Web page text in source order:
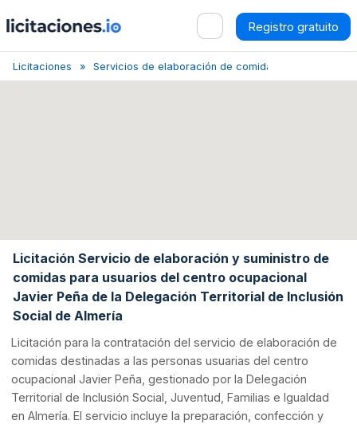
Registro gratuito
Licitaciones Servicios de elaboración de comidas
Licitación Servicio de elaboración y suministro de
comidas para usuarios del centro ocupacional
Javier Peña de la Delegación Territorial de Inclusión
Social de Almería
Licitación para la contratación del servicio de elaboración de
comidas destinadas a las personas usuarias del centro
ocupacional Javier Peña, gestionado por la Delegación
Territorial de Inclusión Social, Juventud, Familias e Igualdad
en Almería. El servicio incluye la preparación, confección y